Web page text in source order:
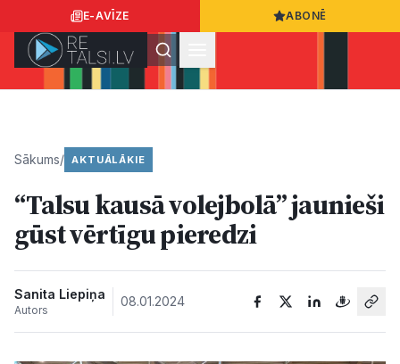
E-AVĪZE ABONĒ
Ziņas
Sākums/ AKTUĀLĀKIE
“Talsu kausā volejbolā” jaunieši
gūst vērtīgu pieredzi
Sanita Liepiņa
Autors
08.01.2024